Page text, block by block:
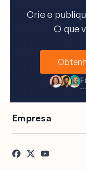
Crie e
O que
Empresa
Carreiras
Depoimentos